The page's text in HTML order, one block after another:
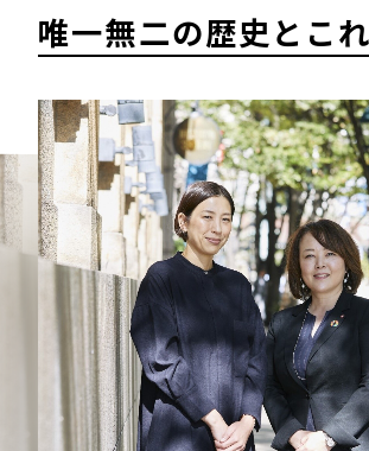
百貨店が街の新しい風景を編んで
留地で体現する、共創型まちづく
名古屋・栄エリアをデスティネー
地）に― グループシナジーと地域
力を最大化
未来をより良く、面白くするー
起点に、スタートアップ企業との
VC
VIEW
唯一無二の歴史とこ